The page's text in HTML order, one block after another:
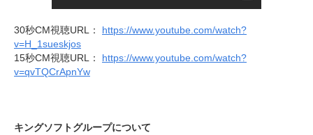
30秒CM視聴URL： https://www.youtube.com/watch?
v=H_1sueskjos
15秒CM視聴URL： https://www.youtube.com/watch?
v=qvTQCrApnYw
キングソフトグループについて